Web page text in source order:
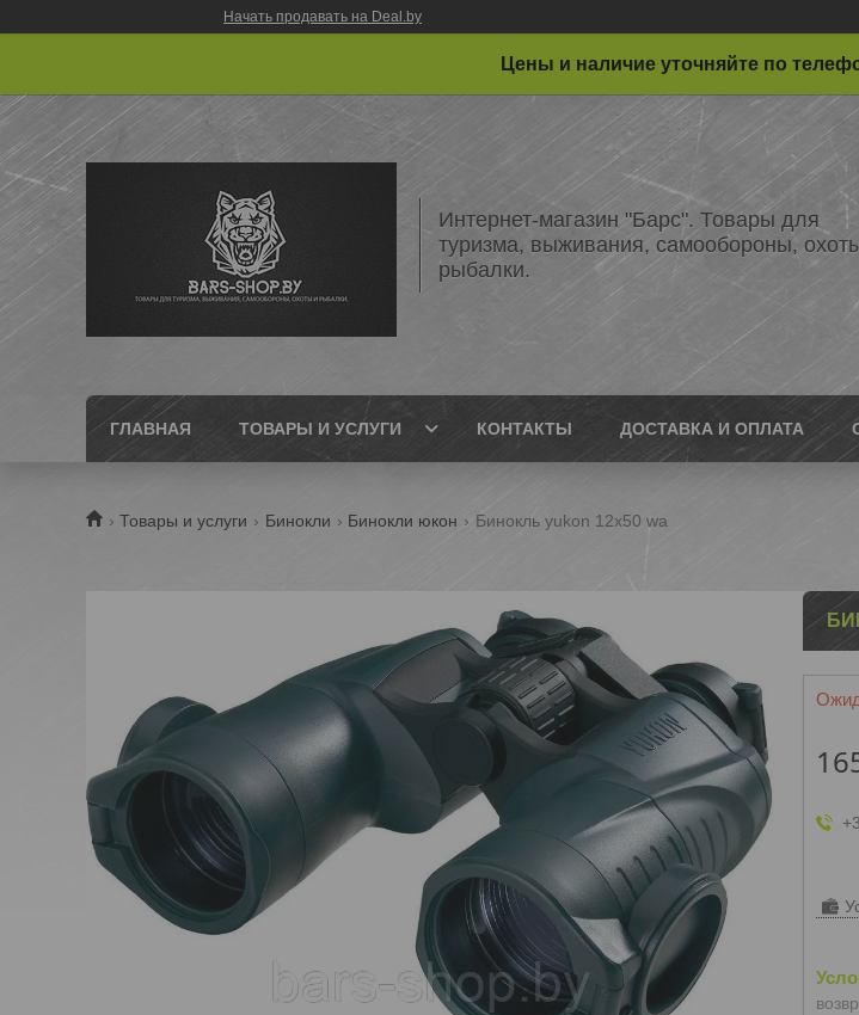
Начать продавать на Deal.by
Цены и наличие уточняйте по
Интернет-магазин "Барс". Товары для
туризма, выживания, самообороны,
рыбалки.
ГЛАВНАЯ ТОВАРЫ И УСЛУГИ КОНТАКТЫ ДОСТАВКА И ОПЛАТА
Товары и услуги Бинокли Бинокли юкон Бинокль yukon 12x50 wa